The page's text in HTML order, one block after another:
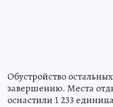
Обустройство
завершению. Места
оснастили 1 233